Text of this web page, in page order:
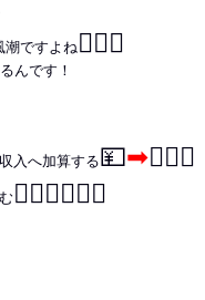
ですよね🙎🏻‍♂️
んです！
入へ加算する💴➡🙎🏻‍♂️
🙋🏻‍♂️🙋🏻‍♀️